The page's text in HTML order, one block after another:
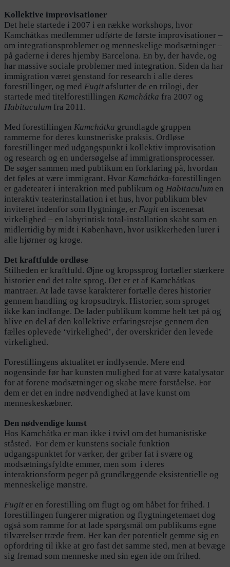
Kollektive improvisationer
Det hele startede i 2007 i en række workshops, hvor
Kamchátkas medlemmer udførte de første improvisationer –
om integrationsproblemer og menneskelige modsætninger –
på gaderne i deres hjemby Barcelona. En by, der havde, og
har massive sociale problemer med integration. Siden da har
immigration været genstand for research i alle deres
forestillinger, og med Fugit afslutter de en trilogi, der
startede med titelforestillingen Kamchátka fra 2007 og
Habitaculum fra 2011.
Med forestillingen Kamchátka grundlagde gruppen
rammerne for deres kunstneriske praksis. Ordløse
forestillinger med udgangspunkt i kollektiv improvisation
og research og en undersøgelse af immigrationsprocesser.
De søger sammen med publikum en forklaring på, hvordan
det føles at være immigrant. Hvor Kamchátka-forestillingen
er gadeteater i interaktion med publikum og Habitaculum en
interaktiv teaterinstallation i et hus, hvor publikum blev
inviteret indenfor som flygtninge, er Fugit en iscenesat
virkelighed – en labyrintisk total-installation skabt som en
midlertidig by midt i København, hvor usikkerheden lurer i
alle hjørner og kroge.
Det kraftfulde ordløse
Stilheden er kraftfuld. Øjne og kropssprog fortæller stærkere
historier end det talte sprog. Det er et af Kamchátkas
mantraer. At lade tavse karakterer fortælle deres historier
gennem handling og kropsudtryk. Historier, som sproget
ikke kan indfange. De lader publikum komme helt tæt på og
blive en del af den kollektive erfaringsrejse gennem den
fælles oplevede ‘virkelighed’, der overskrider den levede
virkelighed.
Forestillingens aktualitet er indlysende. Mere end
nogensinde før har kunsten mulighed for at være katalysator
for at forene modsætninger og skabe mere forståelse. For
dem er det en indre nødvendighed at lave kunst om
menneskeskæbner.
Den nødvendige kunst
Hos Kamchátka er man ikke i tvivl om det humanistiske
ståsted. For dem er kunstens sociale funktion
udgangspunktet for værker, der griber fat i svære og
modsætningsfyldte emmer, men som i deres
interaktionsform peger på grundlæggende eksistentielle og
menneskelige mønstre.
Fugit er en forestilling om flugt og om håbet for frihed. I
forestillingen fungerer migration og flygtningetemaet dog
også som ramme for at lade spørgsmål om publikums egne
tilværelser træde frem. Her kan der potentielt gemme sig en
opfordring til ikke at gro fast det samme sted, men at bevæge
sig fremad som menneske med sin egen ide om frihed.